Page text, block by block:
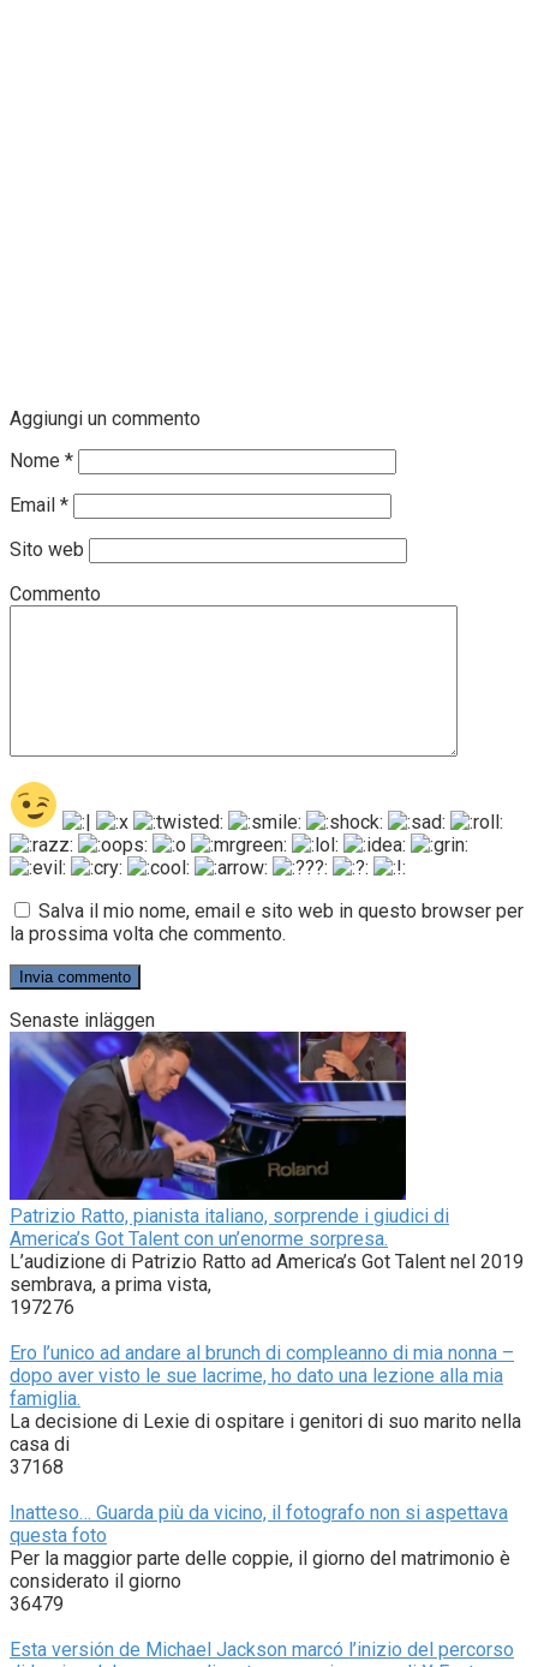
Aggiungi un commento
Nome *
Email *
Sito web
Commento
Salva il mio nome, email e sito web in questo browser per
la prossima volta che commento.
Senaste inläggen
Patrizio Ratto, pianista italiano, sorprende i giudici di
America’s Got Talent con un’enorme sorpresa.
L’audizione di Patrizio Ratto ad America’s Got Talent nel 2019
sembrava, a prima vista,
197276
Ero l’unico ad andare al brunch di compleanno di mia nonna –
dopo aver visto le sue lacrime, ho dato una lezione alla mia
famiglia.
La decisione di Lexie di ospitare i genitori di suo marito nella
casa di
37168
Inatteso… Guarda più da vicino, il fotografo non si aspettava
questa foto
Per la maggior parte delle coppie, il giorno del matrimonio è
considerato il giorno
36479
Esta versión de Michael Jackson marcó l’inizio del percorso